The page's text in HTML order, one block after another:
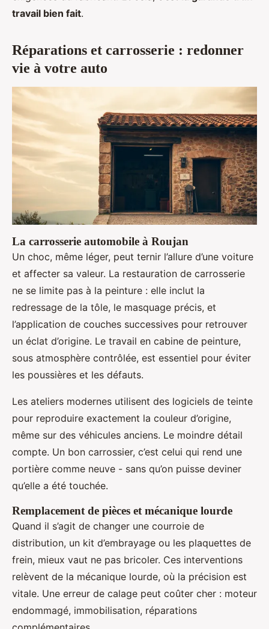
travail bien fait.
Réparations et carrosserie : redonner
vie à votre auto
La carrosserie automobile à Roujan
Un choc, même léger, peut ternir l’allure d’une voiture
et affecter sa valeur. La restauration de carrosserie
ne se limite pas à la peinture : elle inclut la
redressage de la tôle, le masquage précis, et
l’application de couches successives pour retrouver
un éclat d’origine. Le travail en cabine de peinture,
sous atmosphère contrôlée, est essentiel pour éviter
les poussières et les défauts.
Les ateliers modernes utilisent des logiciels de teinte
pour reproduire exactement la couleur d’origine,
même sur des véhicules anciens. Le moindre détail
compte. Un bon carrossier, c’est celui qui rend une
portière comme neuve - sans qu’on puisse deviner
qu’elle a été touchée.
Remplacement de pièces et mécanique lourde
Quand il s’agit de changer une courroie de
distribution, un kit d’embrayage ou les plaquettes de
frein, mieux vaut ne pas bricoler. Ces interventions
relèvent de la mécanique lourde, où la précision est
vitale. Une erreur de calage peut coûter cher : moteur
endommagé, immobilisation, réparations